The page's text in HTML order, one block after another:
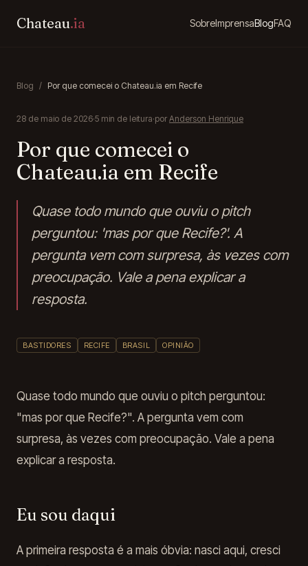
Chateau.ia SobreImprensaBlogFAQ
Blog / Por que comecei o Chateau.ia em Recife
28 de maio de 2026·5 min de leitura·por Anderson Henrique
Por que comecei o
Chateau.ia em Recife
Quase todo mundo que ouviu o pitch
perguntou: 'mas por que Recife?'. A
pergunta vem com surpresa, às vezes com
preocupação. Vale a pena explicar a
resposta.
BASTIDORES RECIFE BRASIL OPINIÃO
Quase todo mundo que ouviu o pitch perguntou:
"mas por que Recife?". A pergunta vem com
surpresa, às vezes com preocupação. Vale a pena
explicar a resposta.
Eu sou daqui
A primeira resposta é a mais óbvia: nasci aqui, cresci